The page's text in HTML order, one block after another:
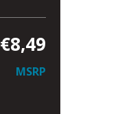
€8,49
MSRP